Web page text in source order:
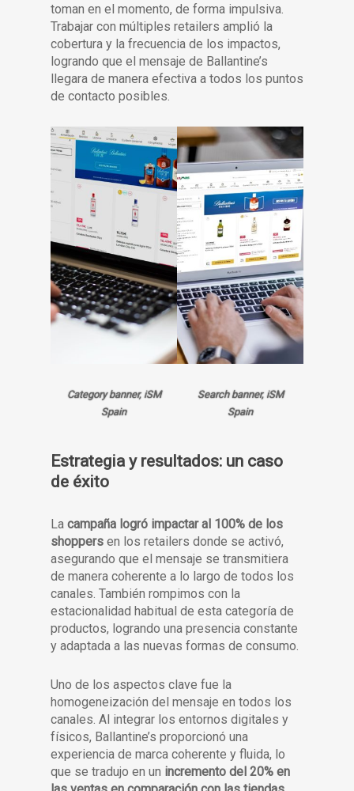
toman en el momento, de forma impulsiva.
Trabajar con múltiples retailers amplió la
cobertura y la frecuencia de los impactos,
logrando que el mensaje de Ballantine’s
llegara de manera efectiva a todos los puntos
de contacto posibles.
Category banner, iSM
Spain
Search banner, iSM
Spain
Estrategia y resultados: un caso
de éxito
La campaña logró impactar al 100% de los
shoppers en los retailers donde se activó,
asegurando que el mensaje se transmitiera
de manera coherente a lo largo de todos los
canales. También rompimos con la
estacionalidad habitual de esta categoría de
productos, logrando una presencia constante
y adaptada a las nuevas formas de consumo.
Uno de los aspectos clave fue la
homogeneización del mensaje en todos los
canales. Al integrar los entornos digitales y
físicos, Ballantine’s proporcionó una
experiencia de marca coherente y fluida, lo
que se tradujo en un incremento del 20% en